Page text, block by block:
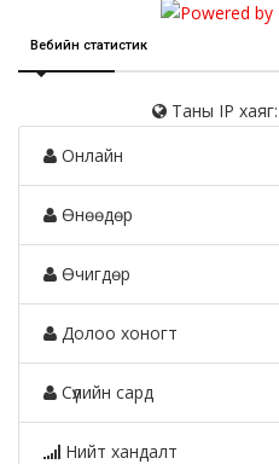
Вебийн статистик
Таны IP
Онлайн
Өнөөдөр
Өчигдөр
Долоо хоногт
Сүүлийн сард
Нийт хандалт